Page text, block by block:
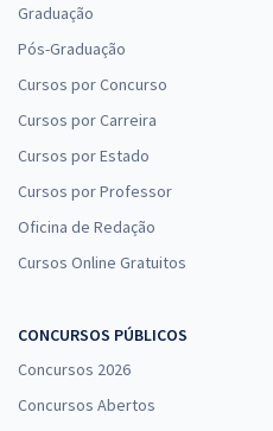
Graduação
Pós-Graduação
Cursos por Concurso
Cursos por Carreira
Cursos por Estado
Cursos por Professor
Oficina de Redação
Cursos Online Gratuitos
CONCURSOS PÚBLICOS
Concursos 2026
Concursos Abertos